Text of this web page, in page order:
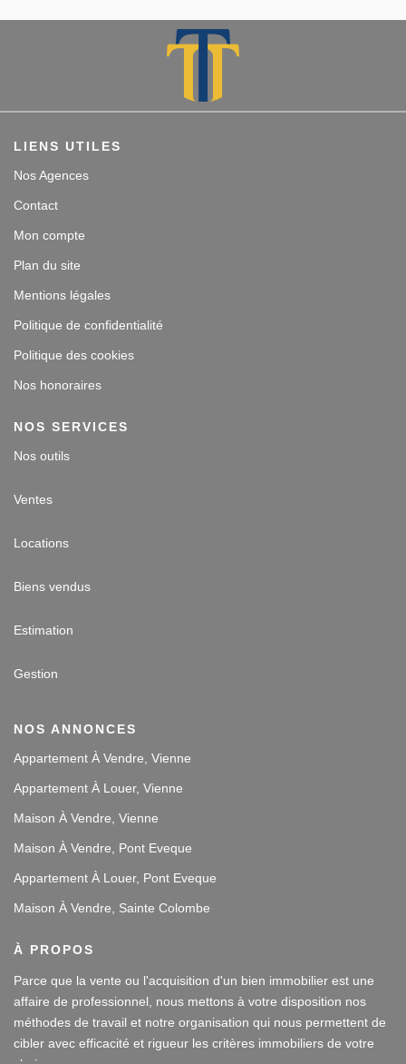
LIENS UTILES
Nos Agences
Contact
Mon compte
Plan du site
Mentions légales
Politique de confidentialité
Politique des cookies
Nos honoraires
NOS SERVICES
Nos outils
Ventes
Locations
Biens vendus
Estimation
Gestion
NOS ANNONCES
Appartement À Vendre, Vienne
Appartement À Louer, Vienne
Maison À Vendre, Vienne
Maison À Vendre, Pont Eveque
Appartement À Louer, Pont Eveque
Maison À Vendre, Sainte Colombe
À PROPOS
Parce que la vente ou l'acquisition d'un bien immobilier est une
affaire de professionnel, nous mettons à votre disposition nos
méthodes de travail et notre organisation qui nous permettent de
cibler avec efficacité et rigueur les critères immobiliers de votre